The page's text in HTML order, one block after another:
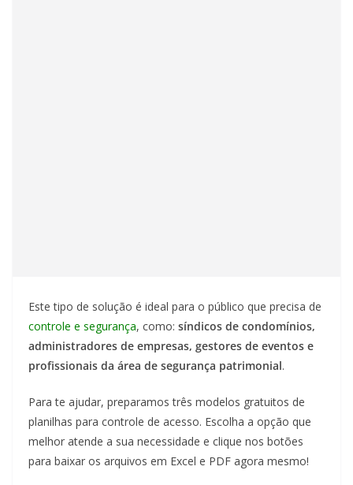
Este tipo de solução é ideal para o público que precisa de
controle e segurança, como: síndicos de condomínios,
administradores de empresas, gestores de eventos e
profissionais da área de segurança patrimonial.
Para te ajudar, preparamos três modelos gratuitos de
planilhas para controle de acesso. Escolha a opção que
melhor atende a sua necessidade e clique nos botões
para baixar os arquivos em Excel e PDF agora mesmo!